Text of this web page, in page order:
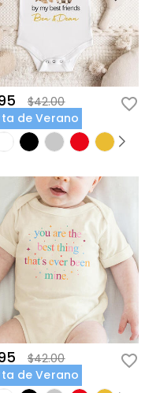
$42.00
de Verano
$42.00
de Verano